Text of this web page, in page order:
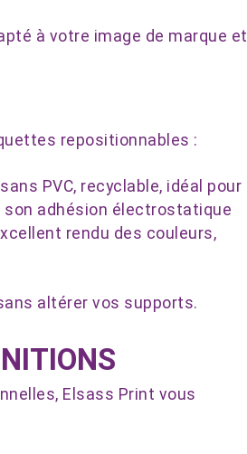
à votre image de marque et
repositionnables :
PVC, recyclable, idéal pour
adhésion électrostatique
rendu des couleurs,
altérer vos supports.
Elsass Print vous